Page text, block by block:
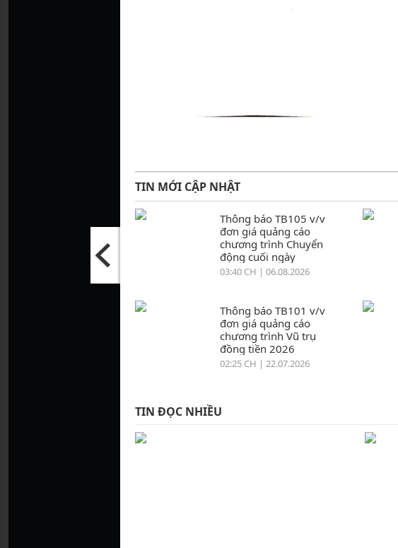
TIN MỚI CẬP NHẬT
Thông báo TB105 v/v
đơn giá quảng cáo
chương trình Chuyển
động cuối ngày
03:40 CH | 06.08.2026
Thông báo TB101 v/v
đơn giá quảng cáo
chương trình Vũ trụ
đồng tiền 2026
02:25 CH | 22.07.2026
TIN ĐỌC NHIỀU